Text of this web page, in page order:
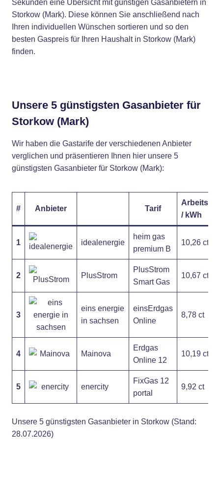
Sekunden eine Übersicht mit günstigen Gasanbietern in
Storkow (Mark). Diese können Sie anschließend nach
Ihren individuellen Wünschen sortieren und so den
besten Gaspreis für Ihren Haushalt in Storkow (Mark)
finden.
Unsere 5 günstigsten Gasanbieter für
Storkow (Mark)
Wir haben die Gastarife der verschiedenen Anbieter
verglichen und präsentieren Ihnen hier unsere 5
günstigsten Gasanbieter für Storkow (Mark):
# Anbieter Tarif
/ kWh
1 idealenergie
heim gas
premium B
10,26 ct
2 PlusStrom
PlusStrom
Smart Gas
10,67 ct
3
eins energie
in sachsen
einsErdgas
Online
8,78 ct
4 Mainova
Erdgas
Online 12
10,19 ct
5 enercity
FixGas 12
portal
9,92 ct
Unsere 5 günstigsten Gasanbieter in Storkow (Stand:
28.07.2026)